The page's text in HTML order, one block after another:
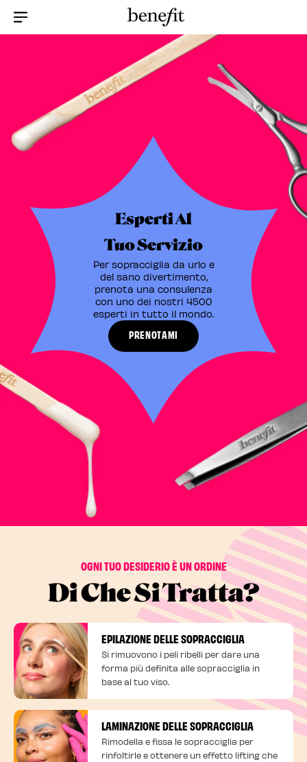
Esperti Al
Tuo Servizio
Per sopracciglia da urlo e
del sano divertimento,
prenota una consulenza
con uno dei nostri 4500
esperti in tutto il mondo.​
PRENOTAMI
OGNI TUO DESIDERIO È UN ORDINE
Di Che Si Tratta?
EPILAZIONE DELLE SOPRACCIGLIA
Si rimuovono i peli ribelli per dare una
forma più definita alle sopracciglia in
base al tuo viso.
LAMINAZIONE DELLE SOPRACCIGLIA
Rimodella e fissa le sopracciglia per
rinfoltirle e ottenere un effetto lifting che